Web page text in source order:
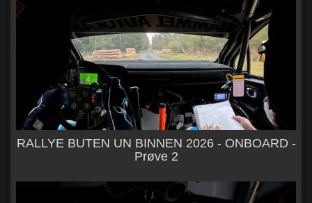
RALLYE BUTEN UN BINNEN 2026 - ONBOARD -
Prøve 2